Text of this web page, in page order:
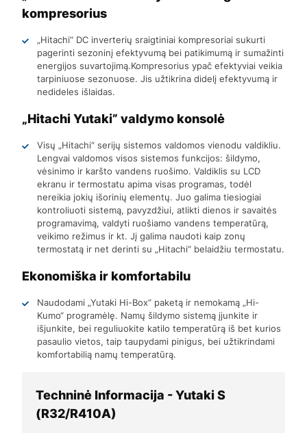
kompresorius
„Hitachi“ DC inverterių sraigtiniai kompresoriai sukurti
pagerinti sezoninį efektyvumą bei patikimumą ir sumažinti
energijos suvartojimą.Kompresorius ypač efektyviai veikia
tarpiniuose sezonuose. Jis užtikrina didelį efektyvumą ir
nedideles išlaidas.
„Hitachi Yutaki” valdymo konsolė
Visų „Hitachi“ serijų sistemos valdomos vienodu valdikliu.
Lengvai valdomos visos sistemos funkcijos: šildymo,
vėsinimo ir karšto vandens ruošimo. Valdiklis su LCD
ekranu ir termostatu apima visas programas, todėl
nereikia jokių išorinių elementų. Juo galima tiesiogiai
kontroliuoti sistemą, pavyzdžiui, atlikti dienos ir savaitės
programavimą, valdyti ruošiamo vandens temperatūrą,
veikimo režimus ir kt. Jį galima naudoti kaip zonų
termostatą ir net derinti su „Hitachi“ belaidžiu termostatu.
Ekonomiška ir komfortabilu
Naudodami „Yutaki Hi-Box“ paketą ir nemokamą „Hi-
Kumo“ programėlę. Namų šildymo sistemą įjunkite ir
išjunkite, bei reguliuokite katilo temperatūrą iš bet kurios
pasaulio vietos, taip taupydami pinigus, bei užtikrindami
komfortabilią namų temperatūrą.
Techninė Informacija - Yutaki S
(R32/R410A)